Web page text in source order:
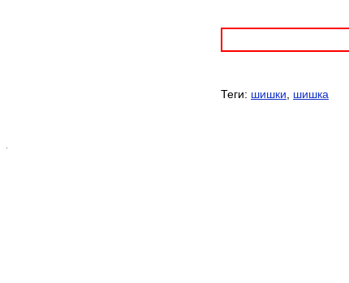
Теги: шишки, шишка